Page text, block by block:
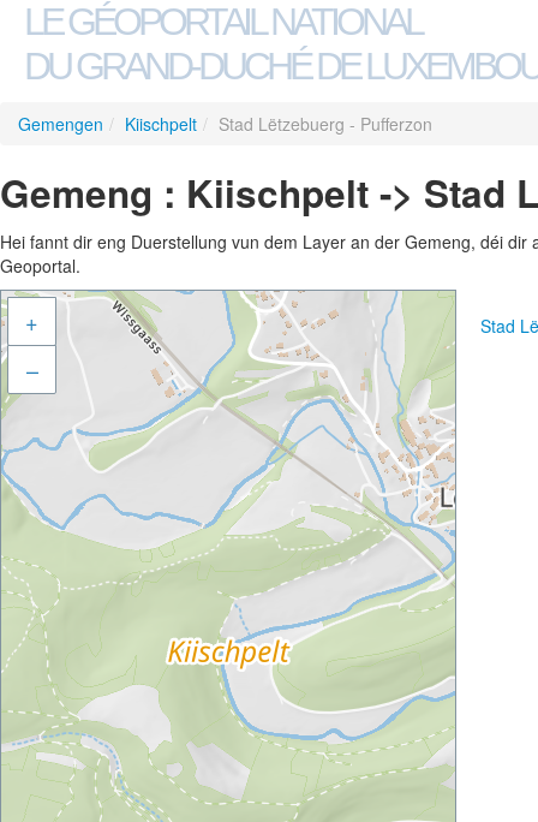
LE GÉOPORTAIL NATIONAL
DU GRAND-DUCHÉ DE
Gemengen / Kiischpelt / Stad Lëtzebuerg - Pufferzon
Gemeng : Kiischpelt -> Stad
Hei fannt dir eng Duerstellung vun dem Layer an der Gemeng, déi
Geoportal.
+
–
Stad